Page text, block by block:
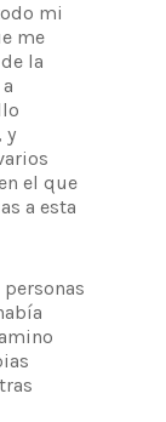
mi
me
la
y
el que
a esta